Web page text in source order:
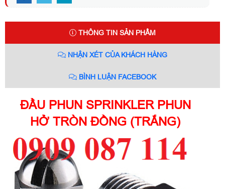
THÔNG TIN SẢN PHẨM
NHẬN XÉT CỦA KHÁCH HÀNG
BÌNH LUẬN FACEBOOK
ĐẦU PHUN SPRINKLER PHUN
HỞ TRÒN ĐỒNG (TRẮNG)